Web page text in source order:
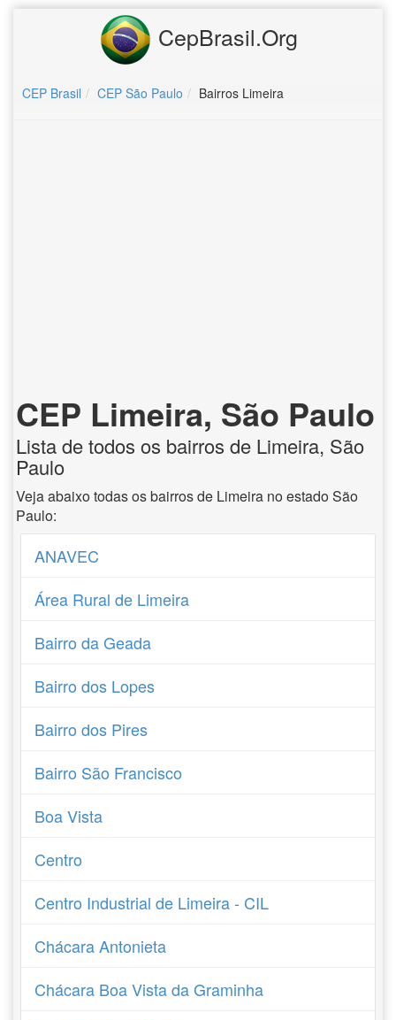
CepBrasil.Org
CEP Brasil CEP São Paulo Bairros Limeira
CEP Limeira, São Paulo
Lista de todos os bairros de Limeira, São
Paulo
Veja abaixo todas os bairros de Limeira no estado São
Paulo:
ANAVEC
Área Rural de Limeira
Bairro da Geada
Bairro dos Lopes
Bairro dos Pires
Bairro São Francisco
Boa Vista
Centro
Centro Industrial de Limeira - CIL
Chácara Antonieta
Chácara Boa Vista da Graminha